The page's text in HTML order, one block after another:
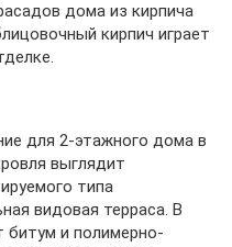
дома из кирпича
кирпич играет
для 2-этажного дома в
выглядит
типа
видовая терраса. В
битум и полимерно-